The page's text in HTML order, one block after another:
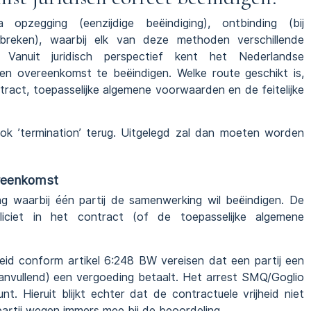
(eenzijdige beëindiging), ontbinding (bij
waarbij elk van deze methoden verschillende
juridisch perspectief kent het Nederlandse
overeenkomst te beëindigen. Welke route geschikt is,
toepasselijke algemene voorwaarden en de feitelijke
’termination’ terug. Uitgelegd zal dan moeten worden
waarbij één partij de samenwerking wil beëindigen. De
in het contract (of de toepasselijke algemene
conform artikel 6:248 BW vereisen dat een partij een
een vergoeding betaalt. Het arrest SMQ/Goglio
Hieruit blijkt echter dat de contractuele vrijheid niet